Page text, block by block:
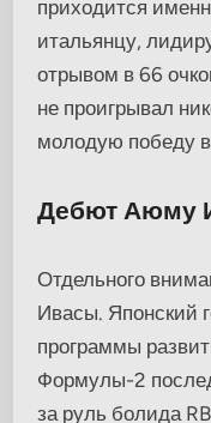
приходится
итальянцу,
отрывом в 66
не проигрывал
молодую победу
Дебют Аюму
Отдельного
Ивасы. Японский
программы
Формулы-2
за руль болида